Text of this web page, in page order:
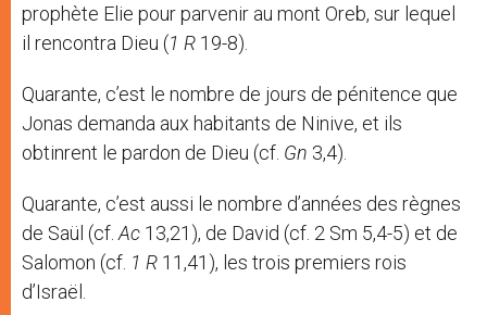
prophète Elie pour parvenir au mont Oreb, sur lequel
il rencontra Dieu (1 R 19-8).
Quarante, c’est le nombre de jours de pénitence que
Jonas demanda aux habitants de Ninive, et ils
obtinrent le pardon de Dieu (cf. Gn 3,4).
Quarante, c’est aussi le nombre d’années des règnes
de Saül (cf. Ac 13,21), de David (cf. 2 Sm 5,4-5) et de
Salomon (cf. 1 R 11,41), les trois premiers rois
d’Israël.